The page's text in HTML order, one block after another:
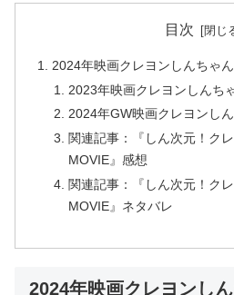
目次
2024年映画クレヨンしんちゃ
2023年映画クレヨンしんち
2024年GW映画クレヨンし
関連記事：『しん次元！ク
MOVIE』感想
関連記事：『しん次元！ク
MOVIE』ネタバレ
2024年映画クレヨンし